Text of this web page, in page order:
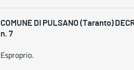
COMUNE DI PULSANO (Taranto)
n. 7
Esproprio.